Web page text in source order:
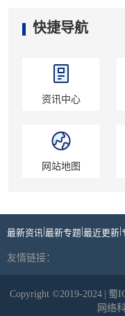
快捷导航
资讯中心
网站地图
最新资讯 最新专题 最近更新
友情链接：
Copyright ©2019-2024 蜀
网络